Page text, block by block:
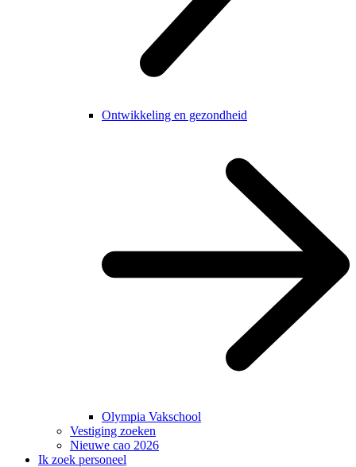
Ontwikkeling en gezondheid
Olympia Vakschool
Vestiging zoeken
Nieuwe cao 2026
Ik zoek personeel